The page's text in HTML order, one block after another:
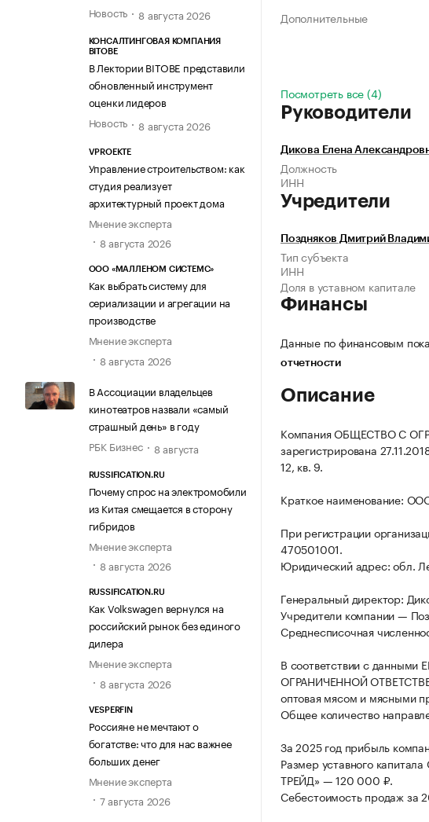
Новость
8 августа 2026
КОНСАЛТИНГОВАЯ КОМПАНИЯ
BITOBE
В Лектории BITOBE представили
обновленный инструмент
оценки лидеров
Новость
8 августа 2026
VPROEKTE
Управление строительством: как
студия реализует
архитектурный проект дома
Мнение эксперта
8 августа 2026
ООО «МАЛЛЕНОМ СИСТЕМС»
Как выбрать систему для
сериализации и агрегации на
производстве
Мнение эксперта
8 августа 2026
В Ассоциации владельцев
кинотеатров назвали «самый
страшный день» в году
РБК Бизнес
8 августа
RUSSIFICATION.RU
Почему спрос на электромобили
из Китая смещается в сторону
гибридов
Мнение эксперта
8 августа 2026
RUSSIFICATION.RU
Как Volkswagen вернулся на
российский рынок без единого
дилера
Мнение эксперта
8 августа 2026
VESPERFIN
Россияне не мечтают о
богатстве: что для нас важнее
больших денег
Мнение эксперта
7 августа 2026
Дополнительные
Посмотреть все (4)
Руководители
Дикова Елена
Должность
ИНН
Учредители
Поздняков Дмитрий
Тип субъекта
ИНН
Доля в уставном капитале
Финансы
Данные по финансовым
отчетности
Описание
Компания ОБЩЕСТВО С
зарегистрирована
12, кв. 9.
Краткое наименование:
При регистрации
470501001.
Юридический адрес: обл.
Генеральный директор:
Учредители компании —
Среднесписочная
В соответствии с
ОГРАНИЧЕННОЙ
оптовая мясом и мясными
Общее количество
За 2025 год прибыль
Размер уставного
ТРЕЙД» — 120 000 ₽.
Себестоимость продаж за